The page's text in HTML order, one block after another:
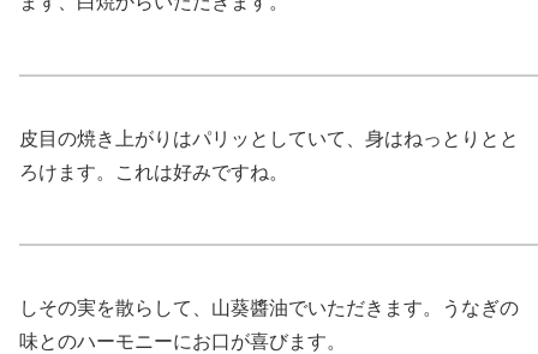
皮目の焼き上がりはパリッとしていて、身はねっとりとと
ろけます。これは好みですね。
しその実を散らして、山葵醬油でいただきます。うなぎの
味とのハーモニーにお口が喜びます。